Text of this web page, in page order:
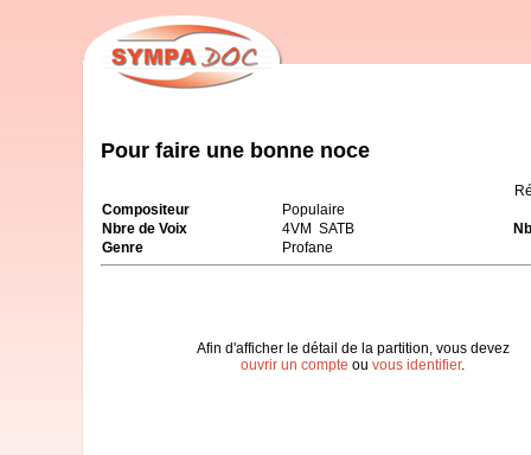
Pour faire une bonne noce
Compositeur
Populaire
Nbre de Voix
4VM SATB
Genre
Profane
Afin d'afficher le détail de la partition, vous devez
ouvrir un compte ou vous identifier.